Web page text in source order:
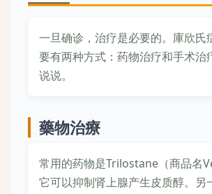
一旦确诊，治疗是必要的。庫欣氏
要有两种方式：药物治疗和手术治
说说。
藥物治療
常用的药物是Trilostane（商品名
它可以抑制肾上腺产生皮质醇。另